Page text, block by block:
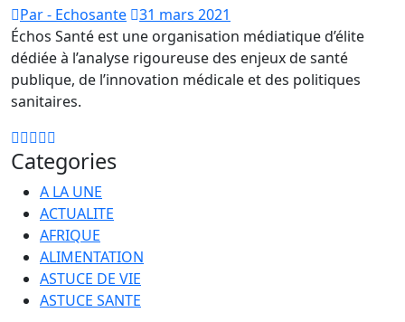
Par - Echosante
31 mars 2021
Échos Santé est une organisation médiatique d’élite
dédiée à l’analyse rigoureuse des enjeux de santé
publique, de l’innovation médicale et des politiques
sanitaires.
Categories
A LA UNE
ACTUALITE
AFRIQUE
ALIMENTATION
ASTUCE DE VIE
ASTUCE SANTE